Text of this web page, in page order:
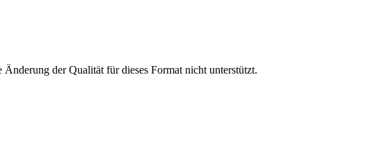
der Qualität für dieses Format nicht unterstützt.